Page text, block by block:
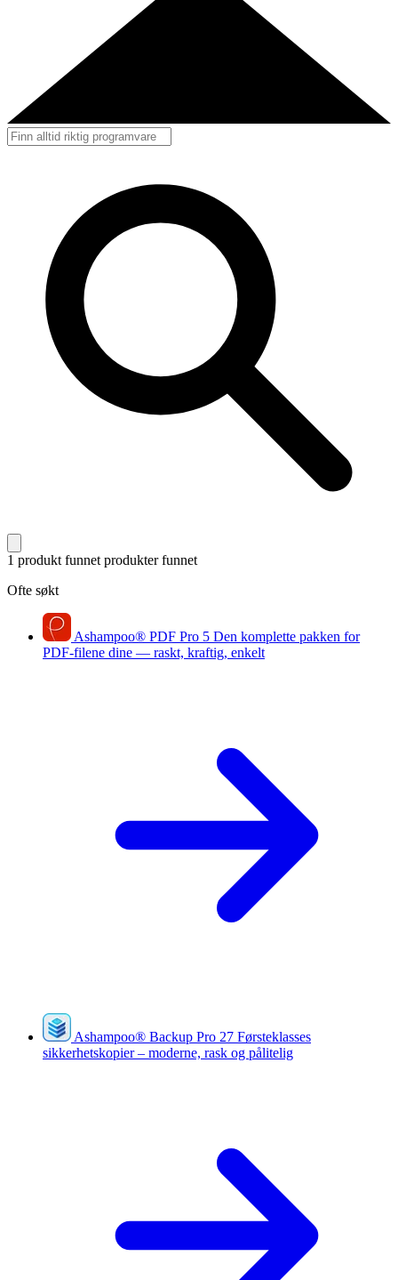
1 produkt funnet produkter funnet
Ofte søkt
Ashampoo® PDF Pro 5 Den komplette pakken for
PDF-filene dine — raskt, kraftig, enkelt
Ashampoo® Backup Pro 27 Førsteklasses
sikkerhetskopier – moderne, rask og pålitelig